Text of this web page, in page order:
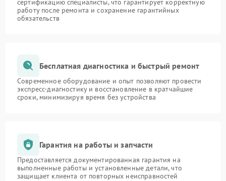
сертификацию специалисты, что гарантирует корректную
работу после ремонта и сохранение гарантийных
обязательств
Бесплатная диагностика и быстрый ремонт
Современное оборудование и опыт позволяют провести
экспресс-диагностику и восстановление в кратчайшие
сроки, минимизируя время без устройства
Гарантия на работы и запчасти
Предоставляется документированная гарантия на
выполненные работы и установленные детали, что
защищает клиента от повторных неисправностей